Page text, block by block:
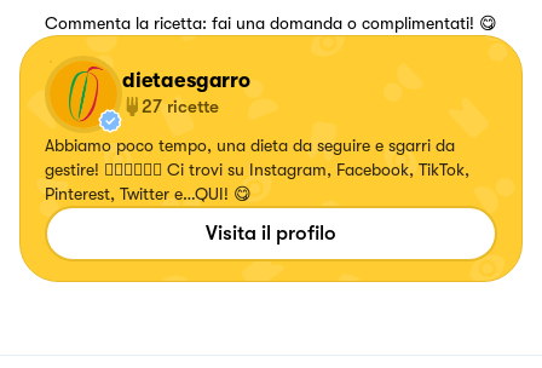
Commenta la ricetta: fai una domanda o complimentati! 😋
dietaesgarro
27 ricette
Abbiamo poco tempo, una dieta da seguire e sgarri da
gestire! 🤷🏻‍♂️🤷🏻‍♀️ Ci trovi su Instagram, Facebook, TikTok,
Pinterest, Twitter e…QUI! 😋
Visita il profilo